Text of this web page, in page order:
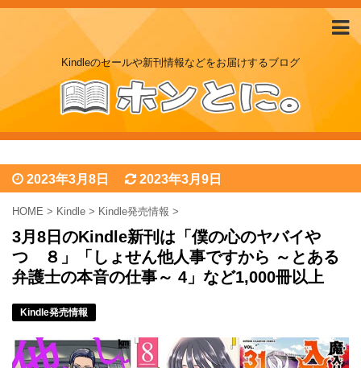
Kindleのセールや新刊情報などをお届けするブログ
2023年3月8日 2023年3月9日
HOME > Kindle > Kindle発売情報 >
3月8日のKindle新刊は「僕の心のヤバイや
つ ８」「しょせん他人事ですから ～とある
弁護士の本音の仕事～ 4」など1,000冊以上
Kindle発売情報